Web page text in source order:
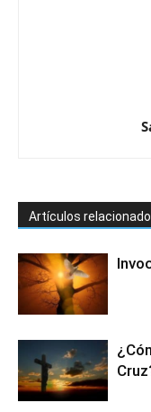
Artículos